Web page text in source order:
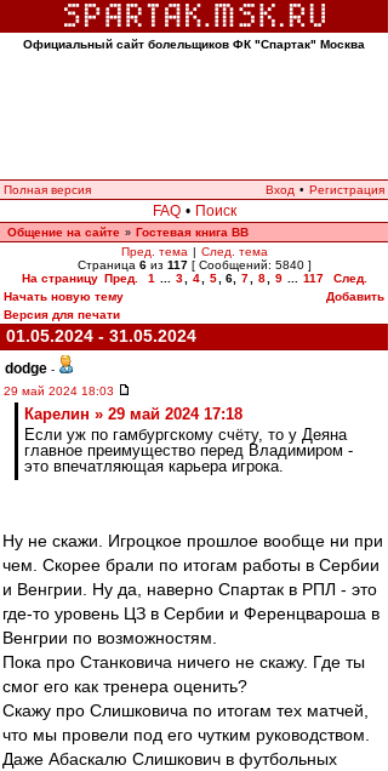
Официальный сайт болельщиков ФК "Спартак" Москва
Полная версия Вход • Регистрация
FAQ • Поиск
Общение на сайте » Гостевая книга ВВ
Пред. тема | След. тема
Страница 6из 117[ Сообщений: 5840 ]
На страницу Пред. 1 3 4 5 6, 7 8 9 117
След.
Начать новую тему
Добавить
Версия для печати
01.05.2024 - 31.05.2024
dodge -
29 май 2024 18:03
Карелин » 29 май 2024 17:18
Если уж по гамбургскому счёту, то у Деяна
главное преимущество перед Владимиром -
это впечатляющая карьера игрока.
Ну не скажи. Игроцкое прошлое вообще ни при
чем. Скорее брали по итогам работы в Сербии
и Венгрии. Ну да, наверно Спартак в РПЛ - это
где-то уровень ЦЗ в Сербии и Ференцвароша в
Венгрии по возможностям.
Пока про Станковича ничего не скажу. Где ты
смог его как тренера оценить?
Скажу про Слишковича по итогам тех матчей,
что мы провели под его чутким руководством.
Даже Абаскалю Слишкович в футбольных